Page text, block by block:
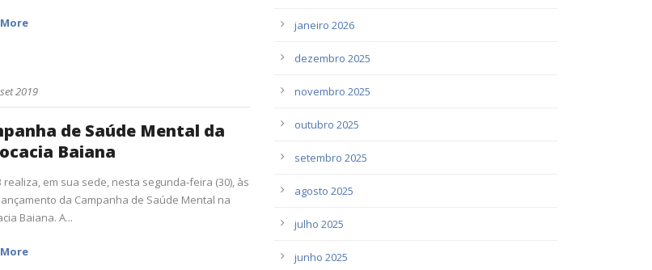
2019
de Saúde Mental da
Baiana
realiza, em sua sede, nesta segunda-feira (30), às
da Campanha de Saúde Mental na
Baiana. A...
janeiro 2026
dezembro 2025
novembro 2025
outubro 2025
setembro 2025
agosto 2025
julho 2025
junho 2025